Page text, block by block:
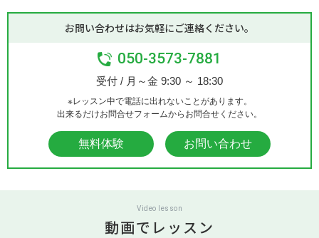
お問い合わせはお気軽にご連絡ください。
050-3573-7881
受付 / 月～金 9:30 ～ 18:30
※レッスン中で電話に出れないことがあります。
出来るだけお問合せフォームからお問合せください。
無料体験 お問い合わせ
Video lesson
動画でレッスン